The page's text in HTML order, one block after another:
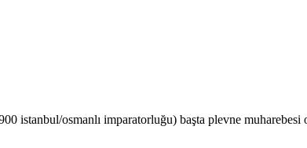
istanbul/osmanlı imparatorluğu) başta plevne